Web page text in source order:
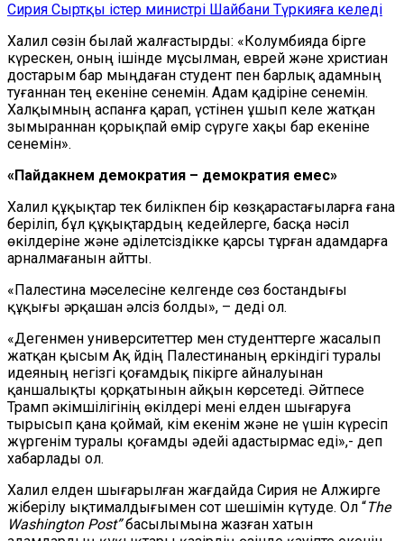
Сирия Сыртқы істер министрі Шайбани Түркияға келеді
Халил сөзін былай жалғастырды: «Колумбияда бірге
күрескен, оның ішінде мұсылман, еврей және христиан
достарым бар мыңдаған студент пен барлық адамның
туғаннан тең екеніне сенемін. Адам қадіріне сенемін.
Халқымның аспанға қарап, үстінен ұшып келе жатқан
зымыраннан қорықпай өмір сүруге хақы бар екеніне
сенемін».
«Пайдакүнем демократия – демократия емес»
Халил құқықтар тек билікпен бір көзқарастағыларға ғана
беріліп, бұл құқықтардың кедейлерге, басқа нәсіл
өкілдеріне және әділетсіздікке қарсы тұрған адамдарға
арналмағанын айтты.
«Палестина мәселесіне келгенде сөз бостандығы
құқығы әрқашан әлсіз болды», – деді ол.
«Дегенмен университеттер мен студенттерге жасалып
жатқан қысым Ақ Үйдің Палестинаның еркіндігі туралы
идеяның негізгі қоғамдық пікірге айналуынан
қаншалықты қорқатынын айқын көрсетеді. Әйтпесе
Трамп әкімшілігінің өкілдері мені елден шығаруға
тырысып қана қоймай, кім екенім және не үшін күресіп
жүргенім туралы қоғамды әдейі адастырмас еді»,- деп
хабарлады ол.
Халил елден шығарылған жағдайда Сирия не Алжирге
жіберілу ықтималдығымен сот шешімін күтуде. Ол “The
Washington Post”басылымына жазған хатын